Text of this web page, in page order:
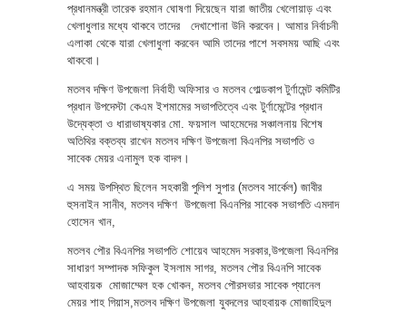
প্রধানমন্ত্রী তারেক রহমান ঘোষণা দিয়েছেন যারা জাতীয় খেলোয়াড় এবং
খেলাধুলার মধ্যে থাকবে তাদের দেখাশোনা উনি করবেন। আমার নির্বাচনী
এলাকা থেকে যারা খেলাধুলা করবেন আমি তাদের পাশে সবসময় আছি এবং
থাকবো।
মতলব দক্ষিণ উপজেলা নির্বাহী অফিসার ও মতলব গোল্ডকাপ টুর্ণামেন্ট কমিটির
প্রধান উপদেস্টা কেএম ইশমামের সভাপতিত্বে এবং টুর্ণামেন্টের প্রধান
উদ্যেক্তা ও ধারাভাষ্যকার মো. ফয়সাল আহমেদের সঞ্চালনায় বিশেষ
অতিথির বক্তব্য রাখেন মতলব দক্ষিণ উপজেলা বিএনপির সভাপতি ও
সাবেক মেয়র এনামুল হক বাদল।
এ সময় উপস্থিত ছিলেন সহকারী পুলিশ সুপার (মতলব সার্কেল) জাবীর
হুসনাইন সানীব, মতলব দক্ষিণ উপজেলা বিএনপির সাবেক সভাপতি এমদাদ
হোসেন খান,
মতলব পৌর বিএনপির সভাপতি শোয়েব আহমেদ সরকার,উপজেলা বিএনপির
সাধারণ সম্পাদক সফিকুল ইসলাম সাগর, মতলব পৌর বিএনপি সাবেক
আহবায়ক মোজাম্মেল হক খোকন, মতলব পৌরসভার সাবেক প্যানেল
মেয়র শাহ গিয়াস,মতলব দক্ষিণ উপজেলা যুবদলের আহবায়ক মোজাহিদুল